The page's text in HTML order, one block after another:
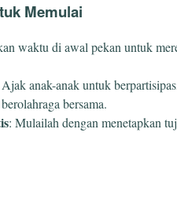
Memulai
waktu di awal pekan untuk
anak-anak untuk
bersama.
: Mulailah dengan menetapkan